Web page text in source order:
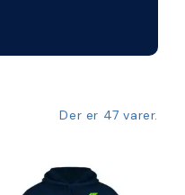
Der er 47 varer.